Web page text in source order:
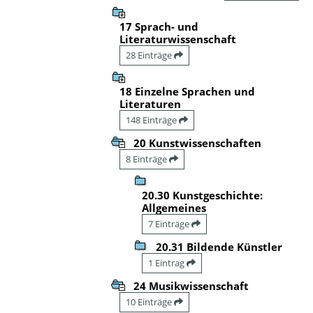
17 Sprach- und
Literaturwissenschaft
28 Einträge
18 Einzelne Sprachen und
Literaturen
148 Einträge
20 Kunstwissenschaften
8 Einträge
20.30 Kunstgeschichte:
Allgemeines
7 Einträge
20.31 Bildende Künstler
1 Eintrag
24 Musikwissenschaft
10 Einträge